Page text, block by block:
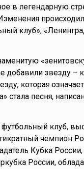
в легендарную
клуб»,
добавили звезду –
которая
песня,
футбольный клуб,
чемпион
Кубка России,
России,